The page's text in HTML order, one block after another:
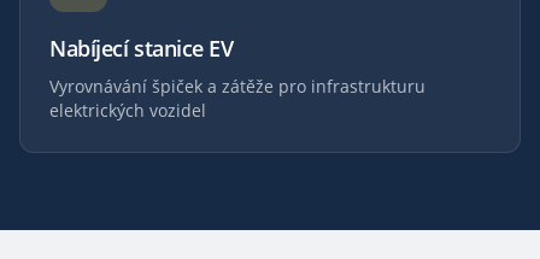
Nabíjecí stanice EV
Vyrovnávání špiček a zátěže pro infrastrukturu
elektrických vozidel